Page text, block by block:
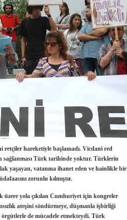
hareketiyle başlamadı. Vicdani red
sağlanması Türk tarihinde yoktur. Türklerin
yaşayan, vatanına ihanet eden ve hainlikle bir
zorunlu kılmıştır.
yola çıkılan Cumhuriyet için kongreler
ateşini söndürmeye, düşmanla işbirliği
örgütlerle de mücadele etmekteydi. Türk